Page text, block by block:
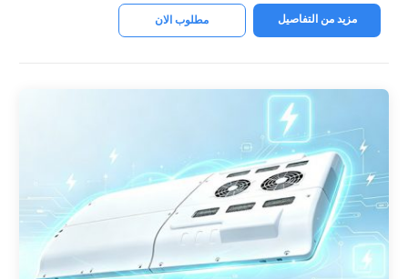
مزيد من التفاصيل مطلوب الان